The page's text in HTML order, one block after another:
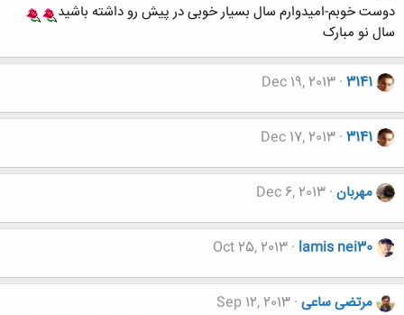
دوست خوبم-امیدوارم سال بسیار خوبی در پیش رو داشته باشید
سال نو مبارک
3141
Dec 19, 2013
3141
Dec 17, 2013
مهربان Dec 6, 2013
lamis nei30
Oct 25, 2013
مرتضی ساعی Sep 12, 2013